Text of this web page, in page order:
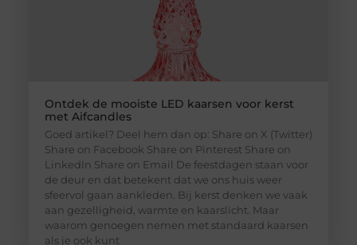
Ontdek de mooiste LED kaarsen voor kerst
met Aifcandles
Goed artikel? Deel hem dan op: Share on X (Twitter)
Share on Facebook Share on Pinterest Share on
LinkedIn Share on Email De feestdagen staan voor
de deur en dat betekent dat we ons huis weer
sfeervol gaan aankleden. Bij kerst denken we vaak
aan gezelligheid, warmte en kaarslicht. Maar
waarom genoegen nemen met standaard kaarsen
als je ook kunt